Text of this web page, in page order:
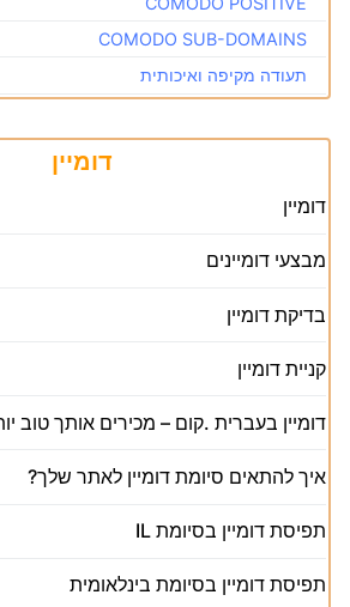
COMODO SUB-DOMAINS
תעודה מקיפה ואיכותית
דומיין
דומיין
מבצעי דומיינים
בדיקת דומיין
קניית דומיין
דומיין בעברית .קום – מכירים אותך טוב יותר
איך להתאים סיומת דומיין לאתר שלך?
תפיסת דומיין בסיומת IL
תפיסת דומיין בסיומת בינלאומית